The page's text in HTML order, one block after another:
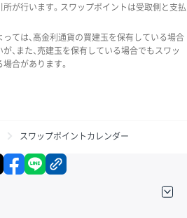
が行います。スワップポイントは受取側と支払
ては、高金利通貨の買建玉を保有している場合
、また、売建玉を保有している場合でもスワッ
合があります。
スワップポイントカレンダー
X facebook